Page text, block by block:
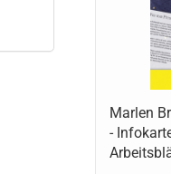
Marlen
-